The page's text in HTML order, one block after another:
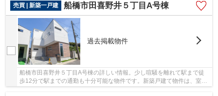
売買 | 新築一戸建
船橋市田喜野井５丁目A号棟
過去掲載物件
船橋市田喜野井５丁目A号棟の詳しい情報。少し喧騒を離れて駅まで徒
歩12分で駅までの通勤も十分可能な物件です。新築戸建て物件は、室内